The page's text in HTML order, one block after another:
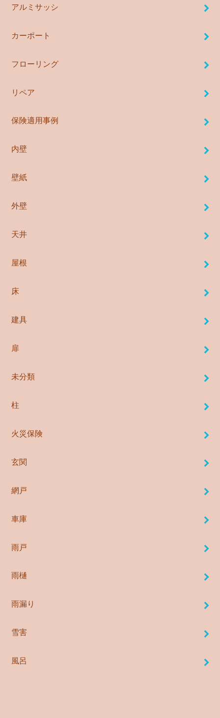
アルミサッシ
カーポート
フローリング
リペア
保険適用事例
内壁
壁紙
外壁
天井
屋根
床
建具
扉
未分類
柱
火災保険
玄関
網戸
車庫
雨戸
雨樋
雨漏り
雪害
風呂